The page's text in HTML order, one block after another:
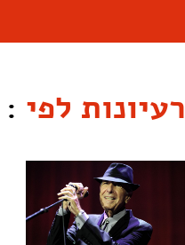
רעיונות לפי :